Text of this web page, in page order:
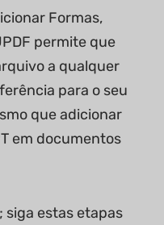
Formas,
permite que
a qualquer
para o seu
que adicionar
em documentos
siga estas etapas